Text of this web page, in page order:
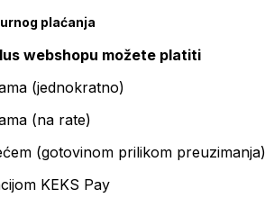
plaćanja
webshopu možete platiti
(jednokratno)
(na rate)
(gotovinom prilikom preuzimanja)
KEKS Pay